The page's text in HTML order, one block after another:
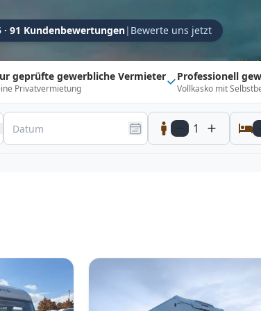
· 91 Kundenbewertungen| Bewerte uns jetzt
geprüfte gewerbliche Vermieter
Privatvermietung
Professionell
Vollkasko mit
1
1
1